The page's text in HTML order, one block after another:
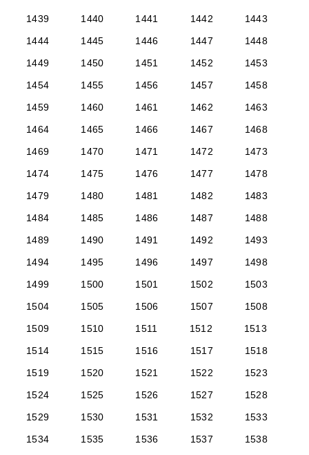
1439
1440 1441 1442
1443
1444
1445 1446 1447
1448
1449
1450 1451 1452
1453
1454
1455 1456 1457
1458
1459
1460 1461 1462
1463
1464
1465 1466 1467
1468
1469
1470 1471 1472
1473
1474
1475 1476 1477
1478
1479
1480 1481 1482
1483
1484
1485 1486 1487
1488
1489
1490 1491 1492
1493
1494
1495 1496 1497
1498
1499
1500 1501 1502
1503
1504
1505 1506 1507
1508
1509
1510 1511 1512
1513
1514
1515 1516 1517
1518
1519
1520 1521 1522
1523
1524
1525 1526 1527
1528
1529
1530 1531 1532
1533
1534
1535 1536 1537
1538